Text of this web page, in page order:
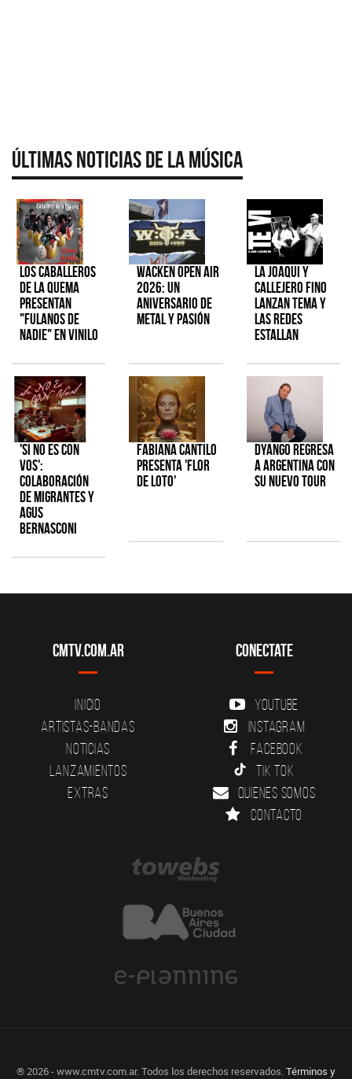
Últimas Noticias de la Música
Los Caballeros
de la Quema
presentan
"Fulanos de
Nadie" en vinilo
Wacken Open Air
2026: Un
aniversario de
metal y pasión
La Joaqui y
Callejero Fino
lanzan tema y
las redes
estallan
'Si No Es Con
Vos':
colaboración
de Migrantes y
Agus
Bernasconi
Fabiana Cantilo
presenta 'Flor
de Loto'
Dyango regresa
a Argentina con
su nuevo tour
CMTV.com.ar
Inicio
Artistas-Bandas
Noticias
Lanzamientos
Extras
Conectate
YouTube
Instagram
Facebook
Tik Tok
Quienes somos
Contacto
® 2026 - www.cmtv.com.ar. Todos los derechos reservados.Términos y